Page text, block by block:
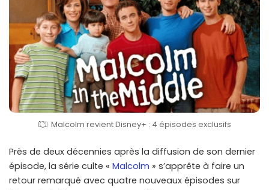
Malcolm revient Disney+ : 4 épisodes exclusifs
Près de deux décennies après la diffusion de son dernier
épisode, la série culte « Malcolm » s’apprête à faire un
retour remarqué avec quatre nouveaux épisodes sur